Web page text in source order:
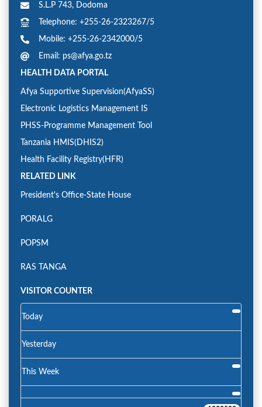
S.L.P 743, Dodoma
Telephone: +255-26-2323267/5
Mobile: +255-26-2342000/5
Email: ps@afya.go.tz
HEALTH DATA PORTAL
Afya Supportive Supervision(AfyaSS)
Electronic Logistics Management IS
PHSS-Programme Management Tool
Tanzania HMIS(DHIS2)
Health Facility Registry(HFR)
RELATED LINK
President's Office-State House
PORALG
POPSM
RAS TANGA
VISITOR COUNTER
Today
Yesterday
This Week